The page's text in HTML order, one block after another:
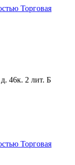
46к. 2 лит. Б